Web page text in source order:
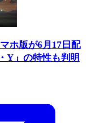
ホ版が6月17日配
Y」の特性も判明